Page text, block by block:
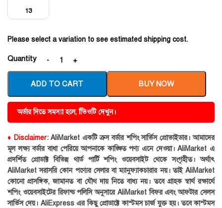
13
Please select a variation to see estimated shipping cost.
Quantity
ADD TO CART BUY NOW
অর্ডার দিতে সমস্যা হলে, ভিিওটি দেখুন।
♦ Disclaimer:AliMarket একটি ক্রস বর্ডার শপিং সার্ভিস প্রোভাইডার। আমাদের
মূল লক্ষ্য বর্ডার বাধা পেরিয়ে আপনাকে কাঙ্ক্ষিত পণ্য এনে দেওয়া। AliMarket এ
প্রদর্শিত প্রোডাক্ট বিভিন্ন থার্ড পার্টি শপিং ওয়েবসাইট থেকে সংগৃহীত। অর্থাৎ
AliMarket সরাসরি কোন পণ্যের সেলার বা ম্যানুফ্যাকচারার নয়। তাই AliMarket
কোনো প্রাসঙ্গিক, জামানত বা যৌথ দায় নিতে বাধ্য নয়। তবে গ্রাহক স্বার্থ রক্ষার্থে
শপিং ওয়েবসাইটের রিফান্ড পলিসি অনুসারে AliMarket বিফর এবং আফটার সেলস
সার্ভিস দেয়। AliExpress এর কিছু প্রোডাক্টে কাস্টমস চার্জ যুক্ত হয়। তবে কাস্টমস